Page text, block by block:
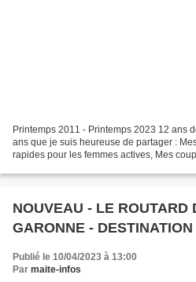
Printemps 2011 - Printemps 2023 12 ans
ans que je suis heureuse de partager :
rapides pour les femmes actives, Mes
NOUVEAU - LE ROUTARD
GARONNE -
Publié le 10/04/2023 à 13:00
Par maite-infos